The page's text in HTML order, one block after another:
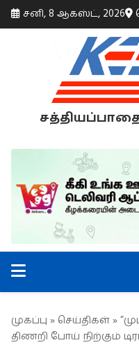
சனி, 8 ஆகஸ்ட், 2026
சத்தியப்பாதை -
முகப்பு » செய்திகள் »
திணறி போய் நிற்கும்